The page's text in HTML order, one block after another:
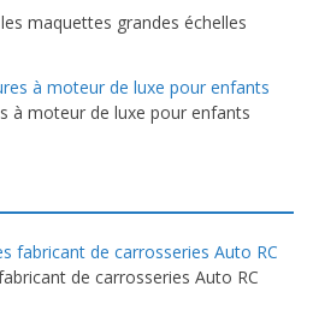
maquettes grandes échelles
à moteur de luxe pour enfants
de carrosseries Auto RC